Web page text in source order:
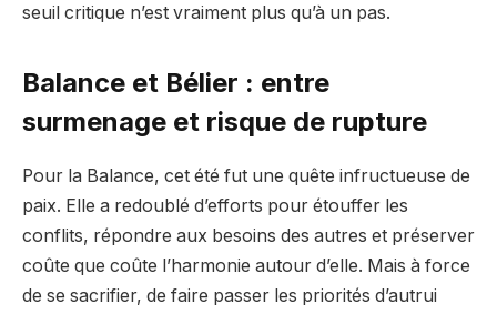
seuil critique n’est vraiment plus qu’à un pas.
Balance et Bélier : entre
surmenage et risque de rupture
Pour la Balance, cet été fut une quête infructueuse de
paix. Elle a redoublé d’efforts pour étouffer les
conflits, répondre aux besoins des autres et préserver
coûte que coûte l’harmonie autour d’elle. Mais à force
de se sacrifier, de faire passer les priorités d’autrui